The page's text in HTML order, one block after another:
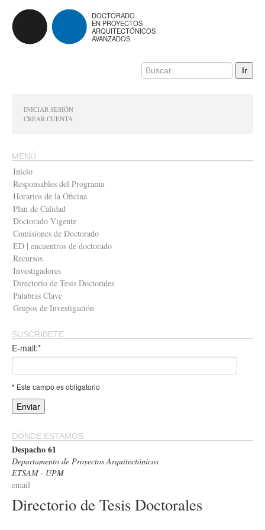
DOCTORADO
EN PROYECTOS
ARQUITECTÓNICOS
AVANZADOS
INICIAR SESIÓN
CREAR CUENTA
MENÚ
Inicio
Responsables del Programa
Horarios de la Oficina
Plan de Calidad
Doctorado Vigente
Comisiones de Doctorado
ED | encuentros de doctorado
Recursos
Investigadores
Directorio de Tesis Doctorales
Palabras Clave
Grupos de Investigación
SUSCRÍBETE
E-mail:*
* Este campo es obligatorio
DÓNDE ESTAMOS
Despacho 61
Departamento de Proyectos Arquitectónicos
ETSAM · UPM
email
Directorio de Tesis Doctorales